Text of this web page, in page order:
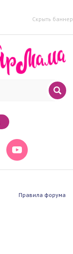
Скрыть баннер
Правила форума